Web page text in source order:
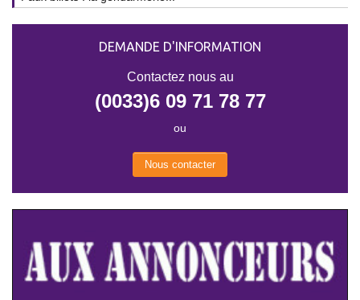
DEMANDE D'INFORMATION
Contactez nous au
(0033)6 09 71 78 77
ou
Nous contacter